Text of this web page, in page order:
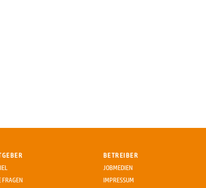
FRAGEN
BETREIBER
JOBMEDIEN
IMPRESSUM